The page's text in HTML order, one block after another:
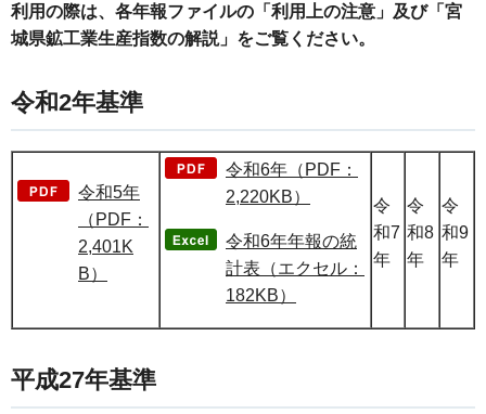
利用の際は、各年報ファイルの「利用上の注意」及び「宮
城県鉱工業生産指数の解説」をご覧ください。
令和2年基準
令和5年
（PDF：
2,401K
B）
令和6年（PDF：
2,220KB）
令和6年年報の統
計表（エクセル：
182KB）
令
和7
年
令
和8
年
令
和9
年
平成27年基準